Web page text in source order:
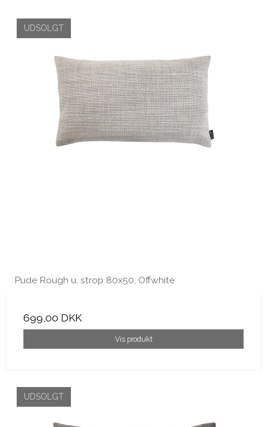
UDSOLGT
Pude Rough u. strop 80x50, Offwhite
699,00 DKK
Vis produkt
UDSOLGT